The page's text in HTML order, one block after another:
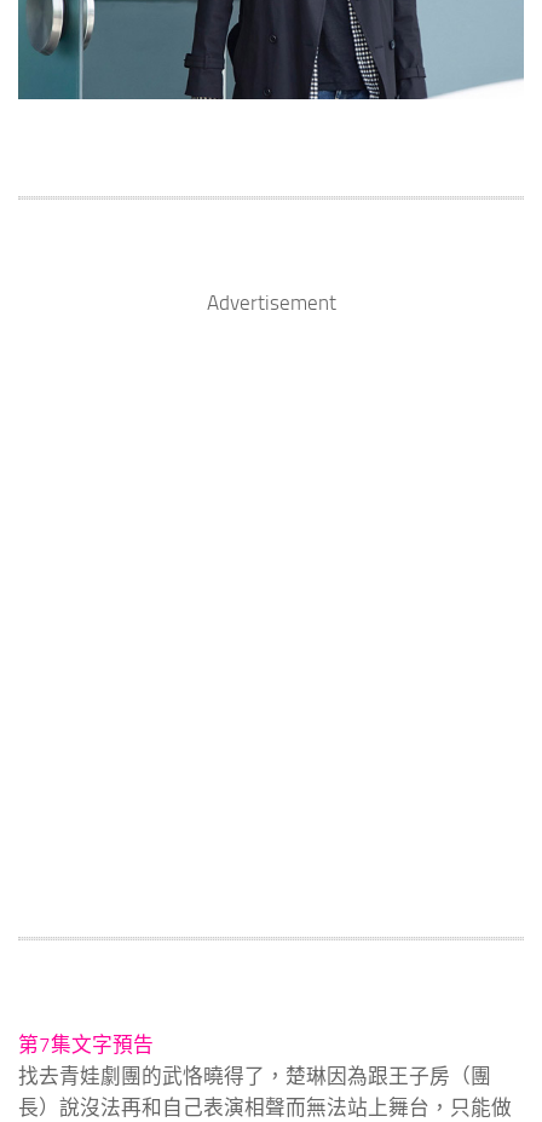
Advertisement
第7集文字預告
找去青娃劇團的武恪曉得了，楚琳因為跟王子房（團
長）說沒法再和自己表演相聲而無法站上舞台，只能做